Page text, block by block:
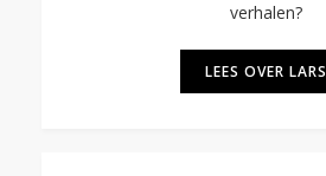
verhalen?
LEES OVER LARS